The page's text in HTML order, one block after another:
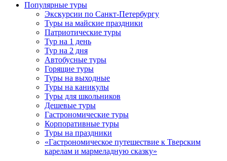
Популярные туры
Экскурсии по Санкт-Петербургу
Туры на майские праздники
Патриотические туры
Тур на 1 день
Тур на 2 дня
Автобусные туры
Горящие туры
Туры на выходные
Туры на каникулы
Туры для школьников
Дешевые туры
Гастрономические туры
Корпоративные туры
Туры на праздники
«Гастрономическое путешествие к Тверским
карелам и мармеладную сказку»